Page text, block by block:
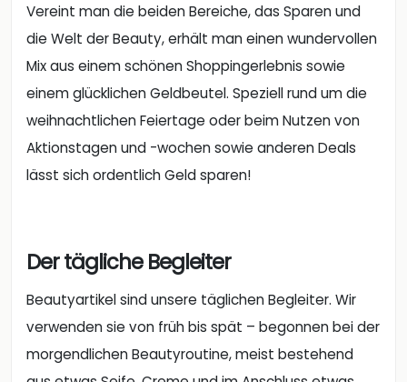
Vereint man die beiden Bereiche, das Sparen und
die Welt der Beauty, erhält man einen wundervollen
Mix aus einem schönen Shoppingerlebnis sowie
einem glücklichen Geldbeutel. Speziell rund um die
weihnachtlichen Feiertage oder beim Nutzen von
Aktionstagen und -wochen sowie anderen Deals
lässt sich ordentlich Geld sparen!
Der tägliche Begleiter
Beautyartikel sind unsere täglichen Begleiter. Wir
verwenden sie von früh bis spät – begonnen bei der
morgendlichen Beautyroutine, meist bestehend